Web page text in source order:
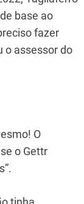
base ao
fazer
o assessor do
O
o Gettr